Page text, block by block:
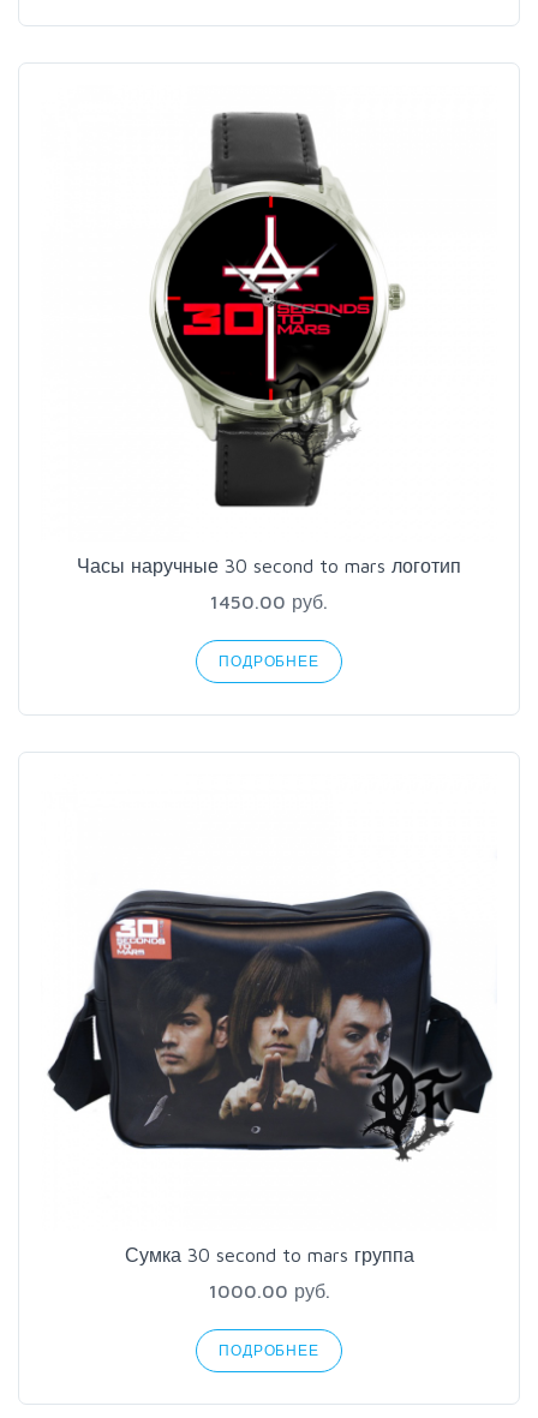
Часы наручные 30 second to mars логотип
1450.00 руб.
ПОДРОБНЕЕ
Сумка 30 second to mars группа
1000.00 руб.
ПОДРОБНЕЕ